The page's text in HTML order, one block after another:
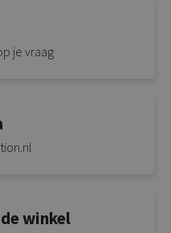
je vraag
winkel